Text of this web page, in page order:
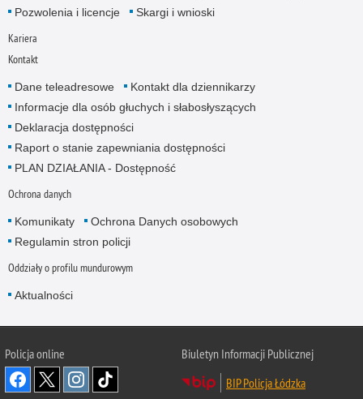
Pozwolenia i licencje
Skargi i wnioski
Kariera
Kontakt
Dane teleadresowe
Kontakt dla dziennikarzy
Informacje dla osób głuchych i słabosłyszących
Deklaracja dostępności
Raport o stanie zapewniania dostępności
PLAN DZIAŁANIA - Dostępność
Ochrona danych
Komunikaty
Ochrona Danych osobowych
Regulamin stron policji
Oddziały o profilu mundurowym
Aktualności
Policja online
Biuletyn Informacji Publicznej
BIP Policja Łódzka